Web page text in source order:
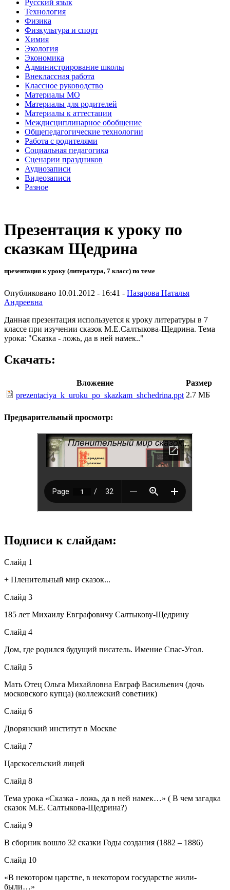
Русский язык
Технология
Физика
Физкультура и спорт
Химия
Экология
Экономика
Администрирование школы
Внеклассная работа
Классное руководство
Материалы МО
Материалы для родителей
Материалы к аттестации
Междисциплинарное обобщение
Общепедагогические технологии
Работа с родителями
Социальная педагогика
Сценарии праздников
Аудиозаписи
Видеозаписи
Разное
Презентация к уроку по
сказкам Щедрина
презентация к уроку (литература, 7 класс) по теме
Опубликовано 10.01.2012 - 16:41 - Назарова Наталья
Андреевна
Данная презентация используется к уроку литературы в 7
классе при изучении сказок М.Е.Салтыкова-Щедрина. Тема
урока: "Сказка - ложь, да в ней намек.."
Скачать:
Вложение
Размер
prezentaciya_k_uroku_po_skazkam_shchedrina.ppt 2.7 МБ
Предварительный просмотр:
Подписи к слайдам:
Слайд 1
+ Пленительный мир сказок...
Слайд 3
185 лет Михаилу Евграфовичу Салтыкову-Щедрину
Слайд 4
Дом, где родился будущий писатель. Имение Спас-Угол.
Слайд 5
Мать Отец Ольга Михайловна Евграф Васильевич (дочь
московского купца) (коллежский советник)
Слайд 6
Дворянский институт в Москве
Слайд 7
Царскосельский лицей
Слайд 8
Тема урока «Сказка - ложь, да в ней намек…» ( В чем загадка
сказок М.Е. Салтыкова-Щедрина?)
Слайд 9
В сборник вошло 32 сказки Годы создания (1882 – 1886)
Слайд 10
«В некотором царстве, в некотором государстве жили-
были…»